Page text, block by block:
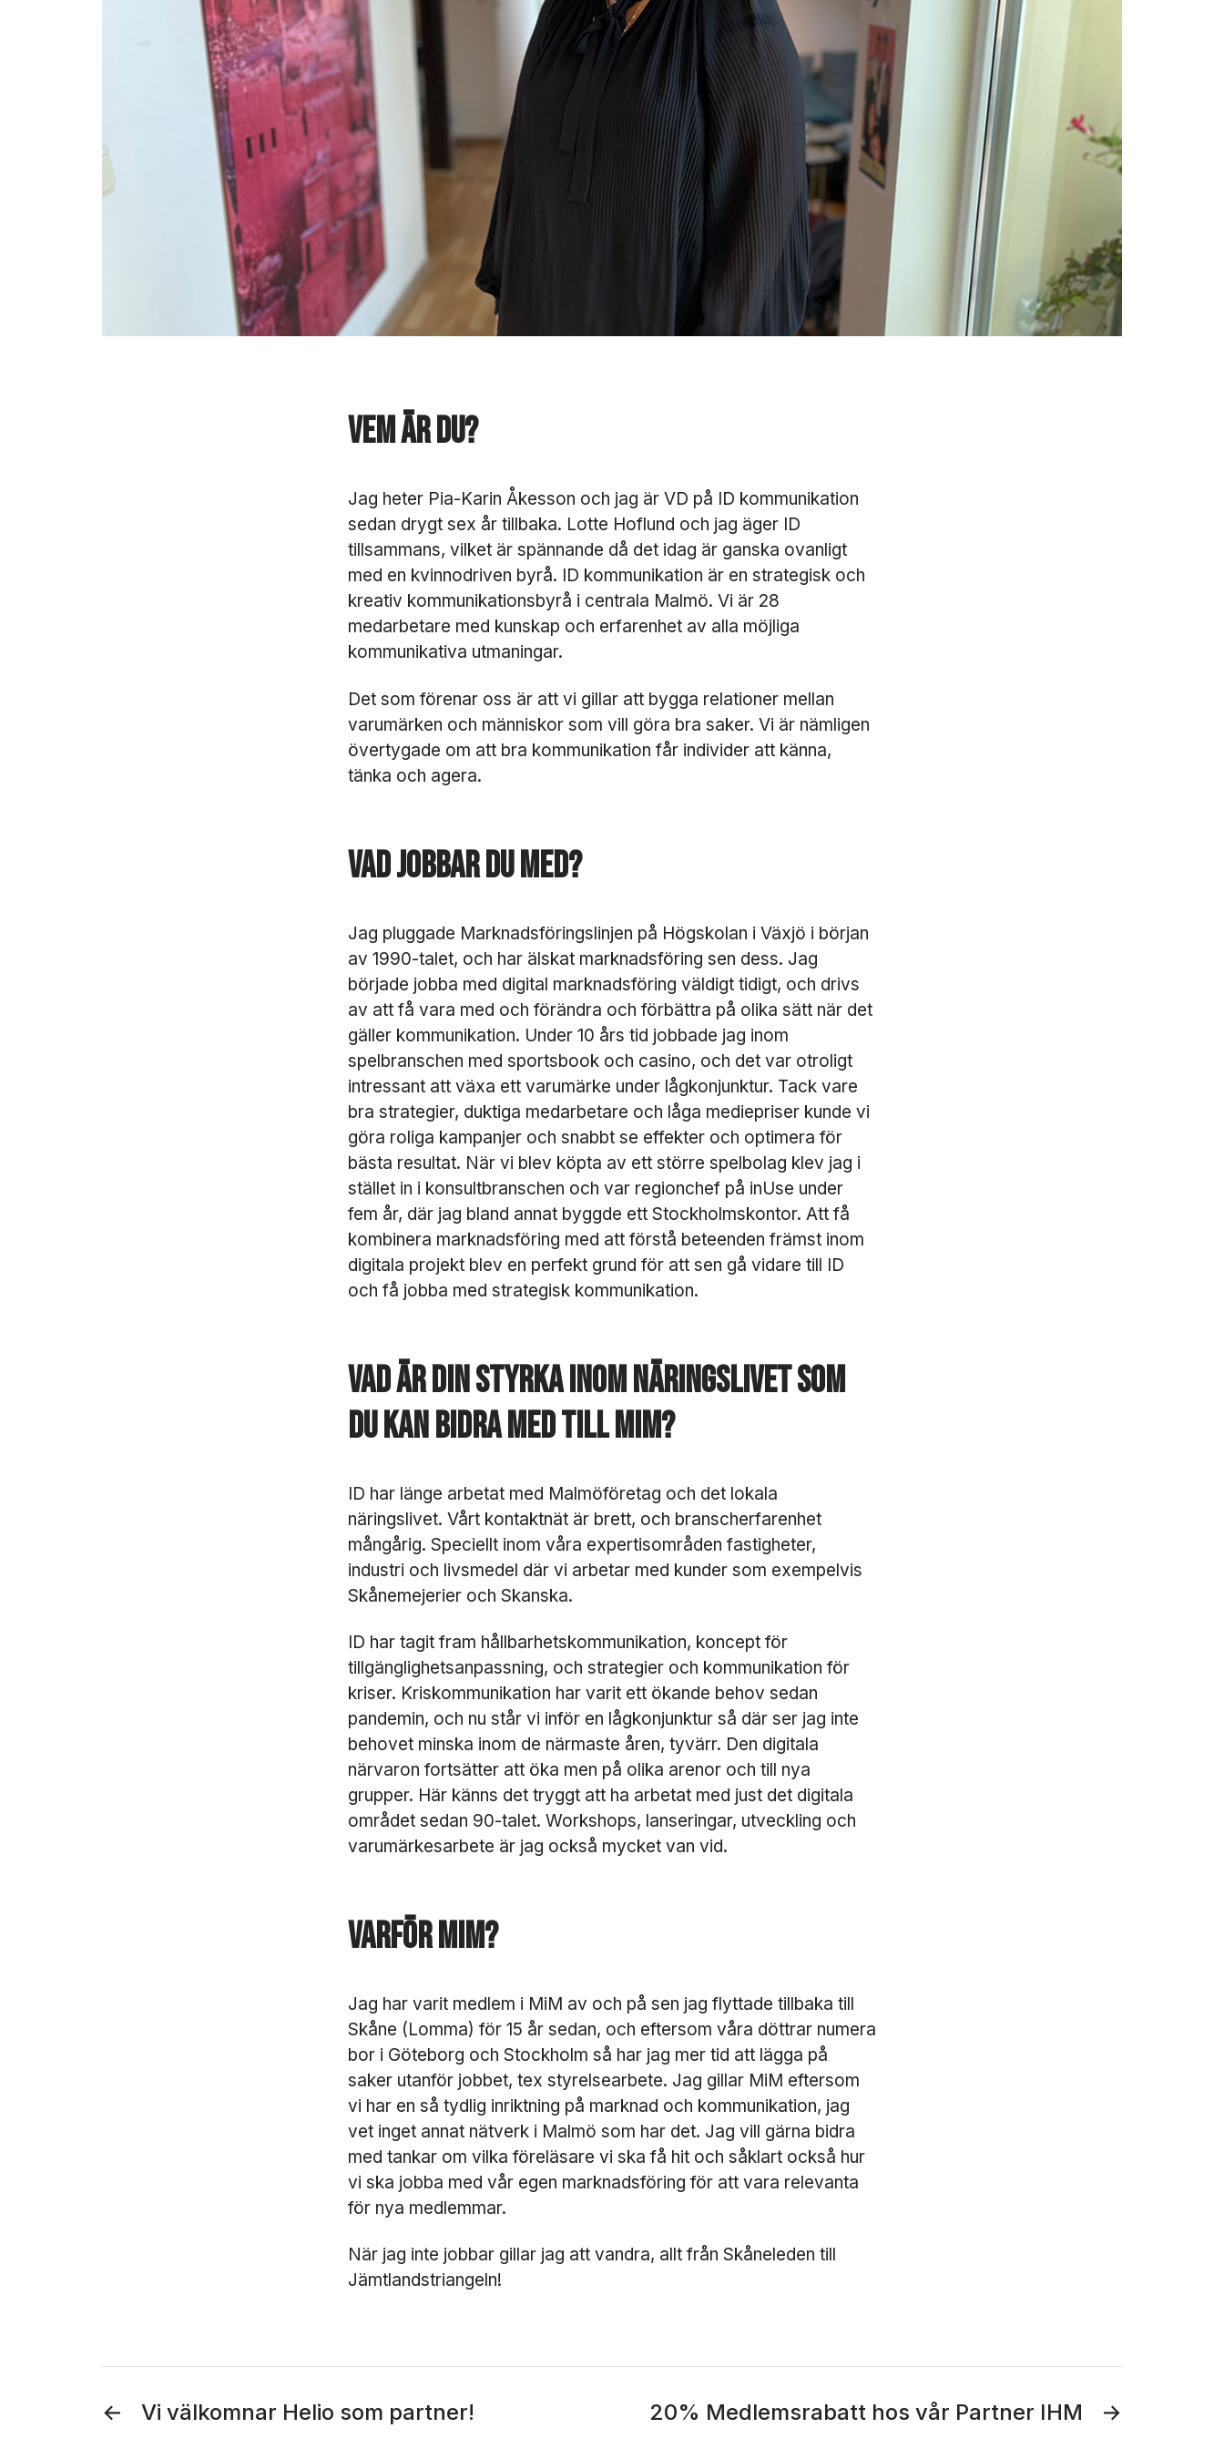
Vem är du?
Jag heter Pia-Karin Åkesson och jag är VD på ID kommunikation
sedan drygt sex år tillbaka. Lotte Hoflund och jag äger ID
tillsammans, vilket är spännande då det idag är ganska ovanligt
med en kvinnodriven byrå. ID kommunikation är en strategisk och
kreativ kommunikationsbyrå i centrala Malmö. Vi är 28
medarbetare med kunskap och erfarenhet av alla möjliga
kommunikativa utmaningar.
Det som förenar oss är att vi gillar att bygga relationer mellan
varumärken och människor som vill göra bra saker. Vi är nämligen
övertygade om att bra kommunikation får individer att känna,
tänka och agera.
Vad jobbar du med?
Jag pluggade Marknadsföringslinjen på Högskolan i Växjö i början
av 1990-talet, och har älskat marknadsföring sen dess. Jag
började jobba med digital marknadsföring väldigt tidigt, och drivs
av att få vara med och förändra och förbättra på olika sätt när det
gäller kommunikation. Under 10 års tid jobbade jag inom
spelbranschen med sportsbook och casino, och det var otroligt
intressant att växa ett varumärke under lågkonjunktur. Tack vare
bra strategier, duktiga medarbetare och låga mediepriser kunde vi
göra roliga kampanjer och snabbt se effekter och optimera för
bästa resultat. När vi blev köpta av ett större spelbolag klev jag i
stället in i konsultbranschen och var regionchef på inUse under
fem år, där jag bland annat byggde ett Stockholmskontor. Att få
kombinera marknadsföring med att förstå beteenden främst inom
digitala projekt blev en perfekt grund för att sen gå vidare till ID
och få jobba med strategisk kommunikation.
Vad är din styrka inom näringslivet som
du kan bidra med till MiM?
ID har länge arbetat med Malmöföretag och det lokala
näringslivet. Vårt kontaktnät är brett, och branscherfarenhet
mångårig. Speciellt inom våra expertisområden fastigheter,
industri och livsmedel där vi arbetar med kunder som exempelvis
Skånemejerier och Skanska.
ID har tagit fram hållbarhetskommunikation, koncept för
tillgänglighetsanpassning, och strategier och kommunikation för
kriser. Kriskommunikation har varit ett ökande behov sedan
pandemin, och nu står vi inför en lågkonjunktur så där ser jag inte
behovet minska inom de närmaste åren, tyvärr. Den digitala
närvaron fortsätter att öka men på olika arenor och till nya
grupper. Här känns det tryggt att ha arbetat med just det digitala
området sedan 90-talet. Workshops, lanseringar, utveckling och
varumärkesarbete är jag också mycket van vid.
Varför MiM?
Jag har varit medlem i MiM av och på sen jag flyttade tillbaka till
Skåne (Lomma) för 15 år sedan, och eftersom våra döttrar numera
bor i Göteborg och Stockholm så har jag mer tid att lägga på
saker utanför jobbet, tex styrelsearbete. Jag gillar MiM eftersom
vi har en så tydlig inriktning på marknad och kommunikation, jag
vet inget annat nätverk i Malmö som har det. Jag vill gärna bidra
med tankar om vilka föreläsare vi ska få hit och såklart också hur
vi ska jobba med vår egen marknadsföring för att vara relevanta
för nya medlemmar.
När jag inte jobbar gillar jag att vandra, allt från Skåneleden till
Jämtlandstriangeln!
← Vi välkomnar Helio som partner! →
20% Medlemsrabatt hos vår Partner IHM
ö
d
s
s
a
k
a
k
o
r
g
å
r
in
t
e
a
tt
v
äl
ja
.
D
b
e
v
s
ö
r
e
m
si
a
n
ö
e
r
h
e
t
s
k
f
u
n
e
r
ti